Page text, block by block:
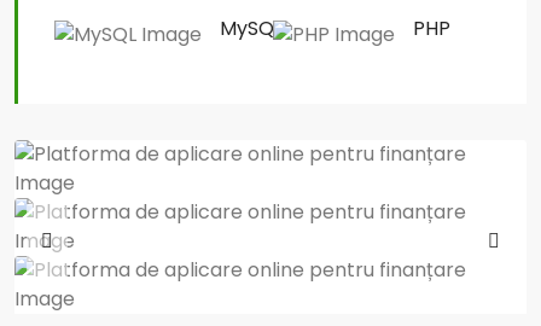
MySQL
PHP